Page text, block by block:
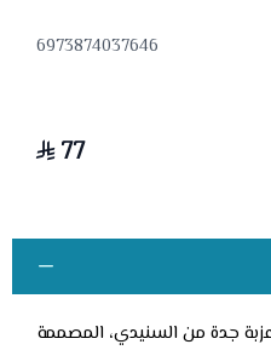
6973874037646
77
جدة من السنيدي، المصممة